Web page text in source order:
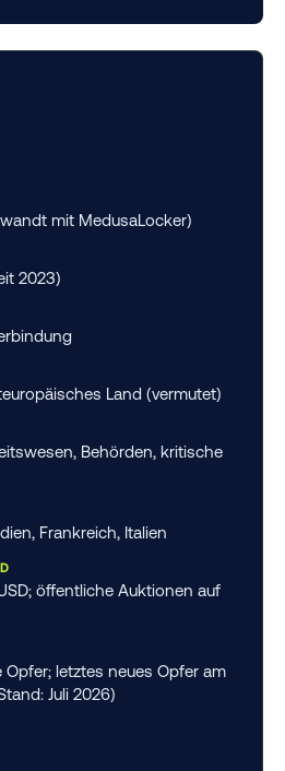
mit MedusaLocker)
2023)
Land (vermutet)
Behörden, kritische
Frankreich, Italien
öffentliche Auktionen auf
Opfer; letztes neues Opfer am
Juli 2026)